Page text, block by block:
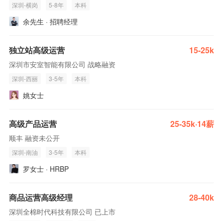
深圳-横岗 5-8年 本科
余先生 · 招聘经理
独立站高级运营 15-25k
深圳市安室智能有限公司 战略融资
深圳-西丽 3-5年 本科
姚女士
高级产品运营 25-35k·14薪
顺丰 融资未公开
深圳-南油 3-5年 本科
罗女士 · HRBP
商品运营高级经理 28-40k
深圳全棉时代科技有限公司 已上市